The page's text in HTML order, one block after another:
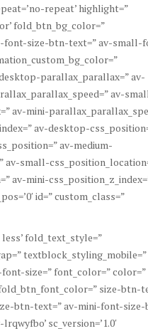
repeat’ highlight=”
fold_btn_bg_color=”
font-size-btn-text=” av-small-
parallax_parallax=” av-
av-
av-mini-
av-desktop-
av-medium-
av-small-
av-mini-
id=” custom_class=”
fold_text_style=”
textblock_styling_mobile=”
size=” font_color=” color=”
size-btn-
btn-text=” av-mini-font-
sc_version=’1.0′